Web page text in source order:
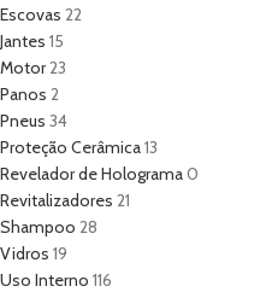
Escovas 22
Jantes 15
Motor23
Panos 2
Pneus 34
Proteção Cerâmica13
Revelador de Holograma0
Revitalizadores 21
Shampoo 28
Vidros 19
Uso Interno 116